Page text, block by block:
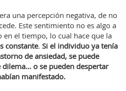
una percepción negativa, de no
Este sentimiento no es algo a
el tiempo, lo cual hace que la
constante.Si el individuo ya tenía
de ansiedad, se puede
o se pueden despertar
manifestado.